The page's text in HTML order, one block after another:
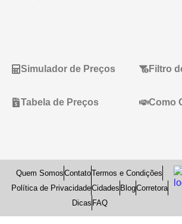
Simulador de Preços Filtro
Tabela de Preços Como
Quem SomosContatoTermos e Condições
Política de PrivacidadeCidades BlogCorretora
Dicas FAQ